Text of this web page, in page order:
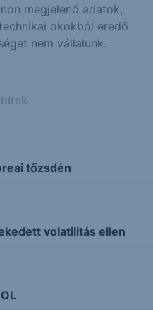
megjelenő adatok,
okokból eredő
nem vállalunk.
tőzsdén
volatilitás ellen